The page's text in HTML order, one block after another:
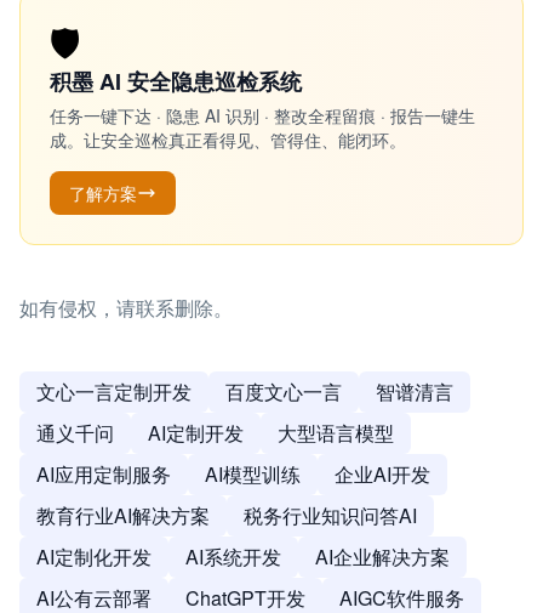
🛡️
积墨 AI 安全隐患巡检系统
任务一键下达 · 隐患 AI 识别 · 整改全程留痕 · 报告一键生
成。让安全巡检真正看得见、管得住、能闭环。
了解方案
如有侵权，请联系删除。
文心一言定制开发 百度文心一言
智谱清言
通义千问
AI定制开发
大型语言模型
AI应用定制服务
AI模型训练
企业AI开发
教育行业AI解决方案
税务行业知识问答AI
AI定制化开发
AI系统开发
AI企业解决方案
AI公有云部署
ChatGPT开发
AIGC软件服务